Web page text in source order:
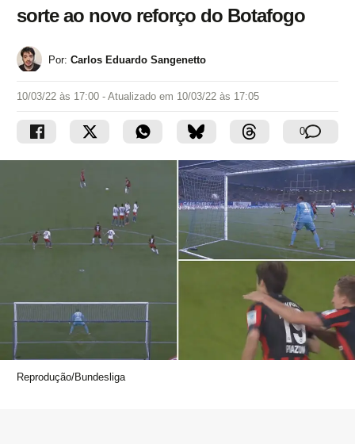
sorte ao novo reforço do Botafogo
Por: Carlos Eduardo Sangenetto
10/03/22 às 17:00 - Atualizado em 10/03/22 às 17:05
0
Reprodução/Bundesliga